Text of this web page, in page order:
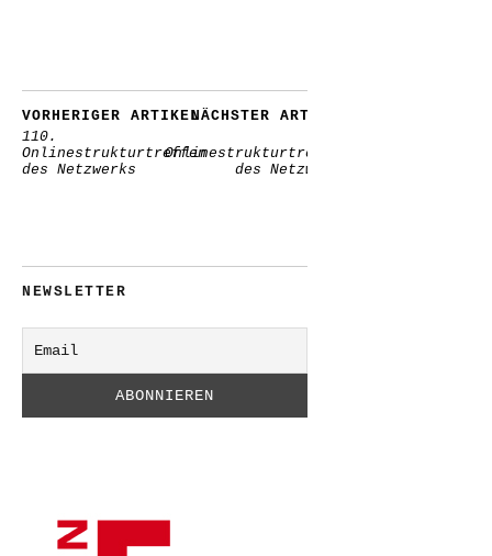
VORHERIGER ARTIKEL
110.
Onlinestrukturtreffen
des Netzwerks
NÄCHSTER ARTIKEL
Onlinestrukturtreffen
des Netzwerks
NEWSLETTER